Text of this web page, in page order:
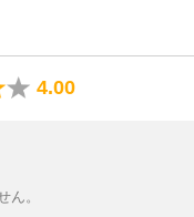
博士課程修了(宗教学専
子大学教授、東京大学
上、講談社現代新書)、
、『教養として学んで
4.00
ん。